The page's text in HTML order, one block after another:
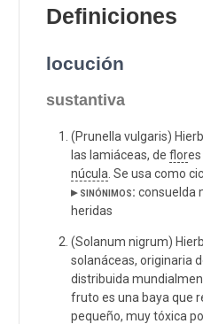
Definiciones
locución
sustantiva
(Prunella vulgaris)
las lamiáceas, de flor
núcula . Se usa como
▸ sinónimos: consuelda
heridas
(Solanum nigrum)
solanáceas, originaria
distribuida
fruto es una baya que
pequeño, muy tóxica